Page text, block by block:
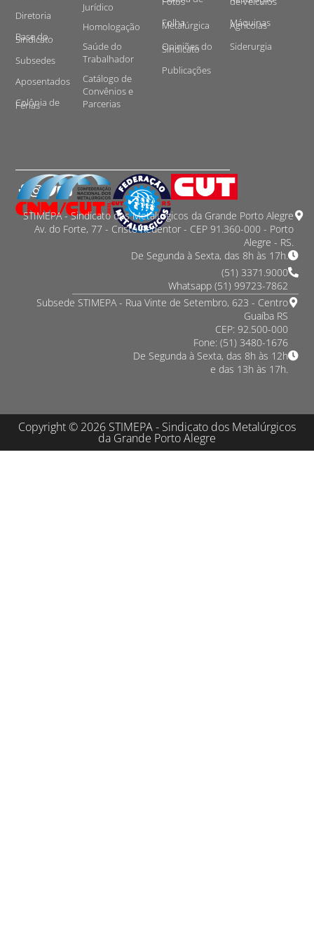
Diretoria
Base do
Sindicato
Subsedes
Aposentados
Colônia de
Férias
Jurídico
Homologação
Saúde do
Trabalhador
Catálogo de
Convênios e
Parcerias
Folha
Metalúrgica
Opiniões do
Sindicato
Publicações
Máquinas
Agrícolas
Siderurgia
STIMEPA - Sindicato dos Metalurgicos da Grande Porto Alegre
Av. do Forte, 77 - Cristo Redentor - CEP 91.360-000 - Porto
Alegre - RS.
De Segunda à Sexta, das 8h às 17h.
(51) 3371.9000
Whatsapp (51) 99723-7862
Subsede STIMEPA - Rua Vinte de Setembro, 623 - Centro
Guaíba RS
CEP: 92.500-000
Fone: (51) 3480-1676
De Segunda à Sexta, das 8h às 12h
e das 13h às 17h.
Copyright © 2026 STIMEPA - Sindicato dos Metalúrgicos
da Grande Porto Alegre